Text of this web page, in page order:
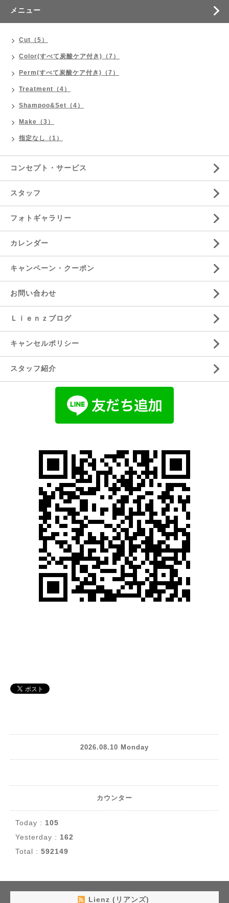
メニュー
Cut（5）
Color(すべて炭酸ケア付き)（7）
Perm(すべて炭酸ケア付き)（7）
Treatment（4）
Shampoo&Set（4）
Make（3）
指定なし（1）
コンセプト・サービス
スタッフ
フォトギャラリー
カレンダー
キャンペーン・クーポン
お問い合わせ
Ｌｉｅｎｚブログ
キャンセルポリシー
スタッフ紹介
2026.08.10 Monday
カウンター
Today : 105
Yesterday : 162
Total : 592149
Lienz (リアンズ)